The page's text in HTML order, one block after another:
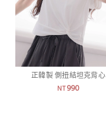
正韓製 側扭結坦克背心
NT 990